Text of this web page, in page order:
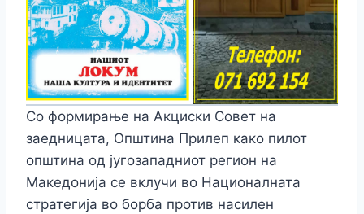
Со формирање на Акциски Совет на
заедницата, Општина Прилеп како пилот
општина од југозападниот регион на
Македонија се вклучи во Националната
стратегија во борба против насилен